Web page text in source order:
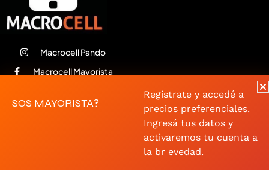
Macrocell Pando
Macrocell Mayorista
Whatsapp
SOS MAYORISTA?
Registrate y accedé a
precios preferenciales.
Ingresá tus datos y
activaremos tu cuenta a
la br evedad.